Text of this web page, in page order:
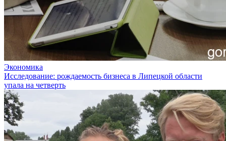
Экономика
Исследование: рождаемость бизнеса в Липецкой области
упала на четверть